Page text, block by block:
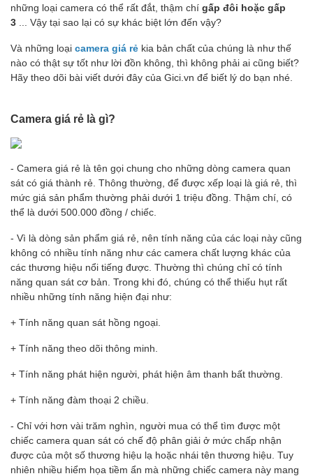
những loại camera có thể rất đắt, thậm chí gấp đôi hoặc gấp
3
... Vậy tại sao lại có sự khác biệt lớn đến vậy?
Và những loại camera giá rẻ kia bản chất của chúng là như thế
nào có thật sự tốt như lời đồn không, thì không phải ai cũng biết?
Hãy theo dõi bài viết dưới đây của Gici.vn để biết lý do bạn nhé.
Camera giá rẻ là gì?
- Camera giá rẻ là tên gọi chung cho những dòng camera quan
sát có giá thành rẻ. Thông thường, để được xếp loại là giá rẻ, thì
mức giá sản phẩm thường phải dưới 1 triệu đồng. Thậm chí, có
thể là dưới 500.000 đồng / chiếc.
- Vì là dòng sản phẩm giá rẻ, nên tính năng của các loại này cũng
không có nhiều tính năng như các camera chất lượng khác của
các thương hiệu nổi tiếng được. Thường thì chúng chỉ có tính
năng quan sát cơ bản. Trong khi đó, chúng có thể thiếu hụt rất
nhiều những tính năng hiện đại như:
+ Tính năng quan sát hồng ngoại.
+ Tính năng theo dõi thông minh.
+ Tính năng phát hiện người, phát hiện âm thanh bất thường.
+ Tính năng đàm thoại 2 chiều.
- Chỉ với hơn vài trăm nghìn, người mua có thể tìm được một
chiếc camera quan sát có chế độ phân giải ở mức chấp nhận
được của một số thương hiệu lạ hoặc nhái tên thương hiệu. Tuy
nhiên nhiều hiểm họa tiềm ẩn mà những chiếc camera này mang